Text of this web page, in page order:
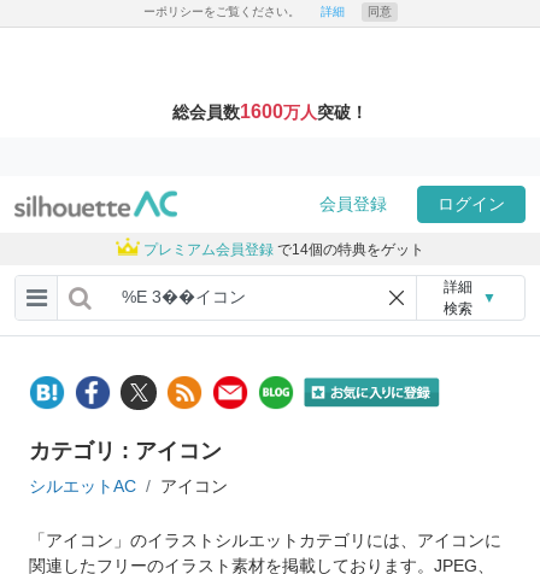
ーポリシーをご覧ください。 詳細 同意
総会員数1600万人突破！
会員登録 ログイン
プレミアム会員登録 で14個の特典をゲット
詳細
検索
▼
カテゴリ : アイコン
シルエットAC アイコン
「アイコン」のイラストシルエットカテゴリには、アイコンに
関連したフリーのイラスト素材を掲載しております。JPEG、